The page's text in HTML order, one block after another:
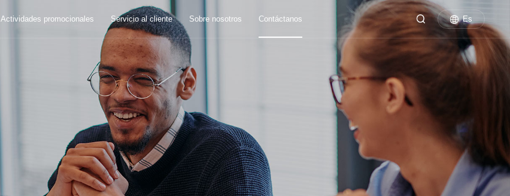
Actividades promocionales Servicio al cliente Sobre nosotros Contáctanos Es